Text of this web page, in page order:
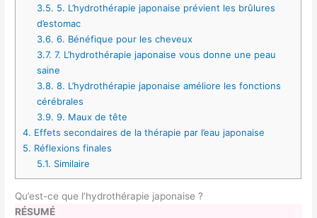
3.5. 5. L’hydrothérapie japonaise prévient les brûlures
d’estomac
3.6. 6. Bénéfique pour les cheveux
3.7. 7. L’hydrothérapie japonaise vous donne une peau
saine
3.8. 8. L’hydrothérapie japonaise améliore les fonctions
cérébrales
3.9. 9. Maux de tête
4. Effets secondaires de la thérapie par l’eau japonaise
5. Réflexions finales
5.1. Similaire
Qu’est-ce que l’hydrothérapie japonaise ?
RÉSUMÉ